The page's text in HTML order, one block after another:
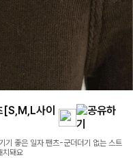
[S,M,L사이
기 좋은 일자 팬츠-군더더기 없는 스트
치돼요